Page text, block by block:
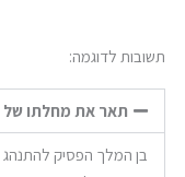
תשובות לדוגמה:
תאר את מחלתו של
בן המלך הפסיק